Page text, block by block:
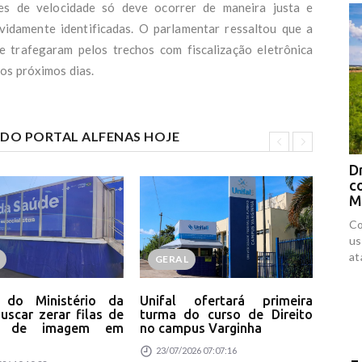
de velocidade só deve ocorrer de maneira justa e
identificadas. O parlamentar ressaltou que a
trafegaram pelos trechos com fiscalização eletrônica
próximos dias.
PORTAL ALFENAS HOJE
do Ministério da
zerar filas de
de imagem em
GERAL
Unifal ofertará primeira
turma do curso de Direito
no campus Varginha
23/07/2026 07:07:16
contaminações por agrotóxicos no
Maranhão
Comunidades rurais afirmam que os drones são
usados como ferramenta de perseguição e
ataques contra pequenos produtores.